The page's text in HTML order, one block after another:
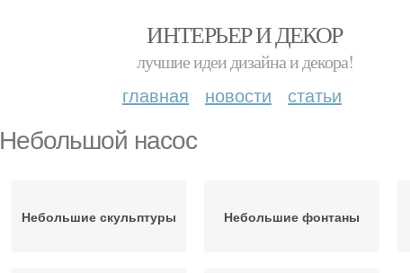
ИНТЕРЬЕР И ДЕКОР
лучшие идеи дизайна и декора!
главная новости статьи
Небольшой насос
Небольшие скульптуры Небольшие фонтаны